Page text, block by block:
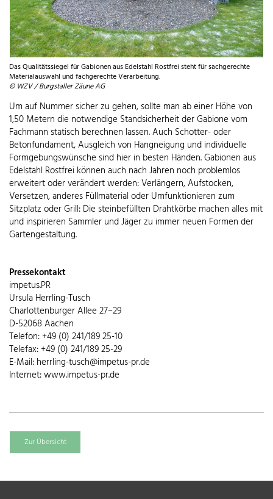
Das Qualitätssiegel für Gabionen aus Edelstahl Rostfrei steht für sachgerechte
Materialauswahl und fachgerechte Verarbeitung.
© WZV / Burgstaller Zäune AG
Um auf Nummer sicher zu gehen, sollte man ab einer Höhe von
1,50 Metern die notwendige Standsicherheit der Gabione vom
Fachmann statisch berechnen lassen. Auch Schotter- oder
Betonfundament, Ausgleich von Hangneigung und individuelle
Formgebungswünsche sind hier in besten Händen. Gabionen aus
Edelstahl Rostfrei können auch nach Jahren noch problemlos
erweitert oder verändert werden: Verlängern, Aufstocken,
Versetzen, anderes Füllmaterial oder Umfunktionieren zum
Sitzplatz oder Grill: Die steinbefüllten Drahtkörbe machen alles mit
und inspirieren Sammler und Jäger zu immer neuen Formen der
Gartengestaltung.
Pressekontakt
impetus.PR
Ursula Herrling-Tusch
Charlottenburger Allee 27–29
D-52068 Aachen
Telefon: +49 (0) 241/189 25-10
Telefax: +49 (0) 241/189 25-29
E-Mail: herrling-tusch@impetus-pr.de
Internet: www.impetus-pr.de
Zur Übersicht